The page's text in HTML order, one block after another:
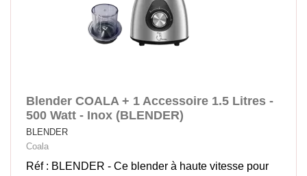
Blender COALA + 1 Accessoire 1.5 Litres -
500 Watt - Inox (BLENDER)
BLENDER
Coala
Réf : BLENDER - Ce blender à haute vitesse pour